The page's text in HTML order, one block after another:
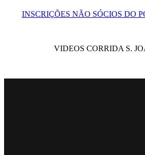
INSCRIÇÕES NÃO SÓCIOS DO
VIDEOS CORRIDA S.